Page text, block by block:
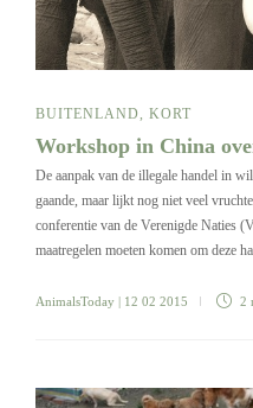
BUITENLAND, KORT
Workshop in China
De aanpak van de illegale handel in
gaande, maar lijkt nog niet veel
conferentie van de Verenigde Naties
maatregelen moeten komen om deze
AnimalsToday | 12 02 2015 2